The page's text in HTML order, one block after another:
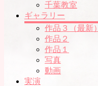
千葉教室
ギャラリー
作品３（最新）
作品２
作品１
写真
動画
実演